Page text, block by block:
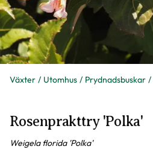
Växter Utomhus Prydnadsbuskar
Rosenprakttry 'Polka'
Weigela florida 'Polka'